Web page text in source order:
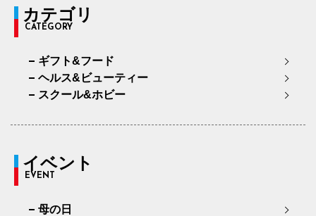
カテゴリ
CATEGORY
ギフト&フード
ヘルス&ビューティー
スクール&ホビー
イベント
EVENT
母の日